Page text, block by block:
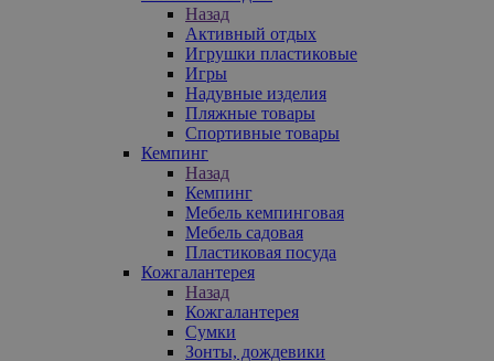
Назад
Активный отдых
Игрушки пластиковые
Игры
Надувные изделия
Пляжные товары
Спортивные товары
Кемпинг
Назад
Кемпинг
Мебель кемпинговая
Мебель садовая
Пластиковая посуда
Кожгалантерея
Назад
Кожгалантерея
Сумки
Зонты, дождевики